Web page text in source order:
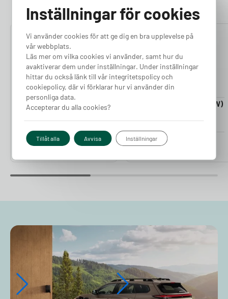
4.76
Laddkabel 5-20m (11kW)
Finns i lager
Pris från
2 380kr
4.50
Laddkabel 5-20m (22kW)
Pris från
2 980kr
Inställningar för cookies
Vi använder cookies för att ge dig en bra upplevelse på
vår webbplats.
Läs mer om vilka cookies vi använder, samt hur du
avaktiverar dem under inställningar. Under inställningar
hittar du också länk till vår integritetspolicy och
cookiepolicy, där vi förklarar hur vi använder din
personliga data.
Accepterar du alla cookies?
Tillåt alla Avvisa Inställningar